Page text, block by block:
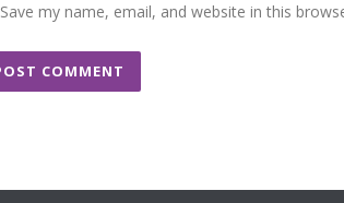
Save my name, email, and website in this